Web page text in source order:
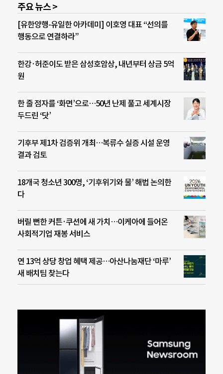
주요 뉴스 >
[유한양행-유일한 아카데미] 이호영 대표 “선의를
행동으로 연결하라”
한강·허준이도 받은 삼성호암상, 내년부터 상금 5억
원
한 줄 점자를 ‘화면’으로…50년 난제 풀고 세계시장
두드린 ‘닷’
기후부 제1차 검증위 개최…복류수 실증 시설 운영
결과 검토
18개국 청소년 300명, ‘기후위기와 물’ 해법 논의한
다
버릴 뻔한 커튼·쿠션에 새 가치…이케아에 들어온
사회적기업 재봉 서비스
연 13억 상당 창업 혜택 제공…아산나눔재단 ‘마루’
새 배치팀 찾는다